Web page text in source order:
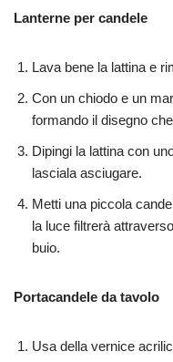
Lanterne per candele
Lava bene la lattina e
Con un chiodo e un
formando il disegno
Dipingi la lattina con
lasciala asciugare.
Metti una piccola
la luce filtrerà
buio.
Portacandele da tavolo
Usa della vernice